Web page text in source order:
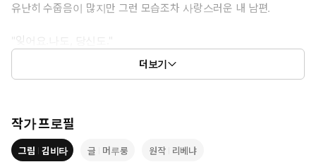
유난히 수줍음이 많지만 그런 모습조차 사랑스러운 내 남편.
"잊어요.나도, 당신도."
"아무것도 모르는 게 약인 법이니까.”
해주는 남자였으니까.
"리제 아이네만, 잘 생각해 봐. 이상하지 않아?"
더보기
작가 프로필
그림 김비타 글 머루룽 원작 리베냐